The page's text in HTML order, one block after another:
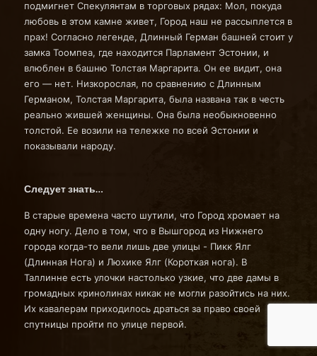
подмигнет Спекулянтам в торговых рядах: Мол, покуда
любовь в этом камне живет, Город наш не рассыплется в
прах! Согласно легенде, Длинный Герман башней стоит у
замка Тоомпеа, где находится Парламент Эстонии, и
влюблен в башню Толстая Маргарита. Он ее видит, она
его — нет. Низкорослая, по сравнению с Длинным
Германом, Толстая Маргарита, была названа так в честь
реально жившей женщины. Она была необыкновенно
толстой. Ее возили на тележке по всей Эстонии и
показывали народу.
Следует знать…
В старые времена часто шутили, что Город хромает на
одну ногу. Дело в том, что в Вышгород из Нижнего
города когда-то вели лишь две улицы - Пикк Ялг
(Длинная Нога) и Люхике Ялг (Короткая нога). В
Таллинне есть улочки настолько узкие, что две дамы в
громадных кринолинах никак не могли разойтись на них.
Их кавалерам приходилось драться за право своей
спутницы пройти по улице первой.